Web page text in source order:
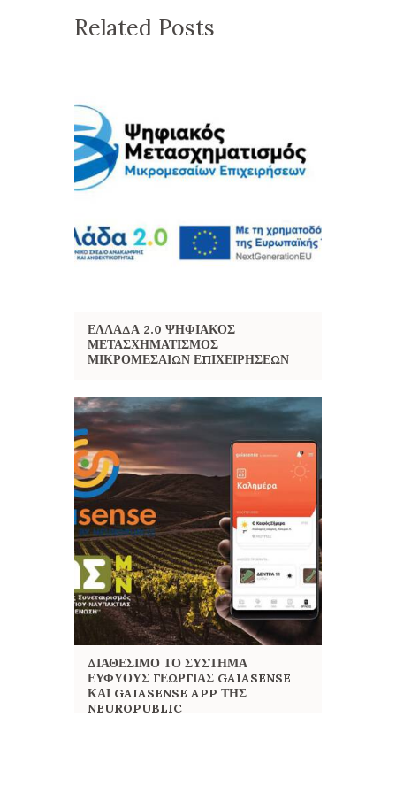
Related Posts
ΕΛΛΆΔΑ 2.0 ΨΗΦΙΑΚΌΣ
ΜΕΤΑΣΧΗΜΑΤΙΣΜΌΣ
ΜΙΚΡΟΜΕΣΑΊΩΝ ΕΠΙΧΕΙΡΉΣΕΩΝ
ΔΙΑΘΈΣΙΜΟ ΤΟ ΣΎΣΤΗΜΑ
ΕΥΦΥΟΎΣ ΓΕΩΡΓΊΑΣ GAIASENSE
ΚΑΙ GAIASENSE APP ΤΗΣ
NEUROPUBLIC